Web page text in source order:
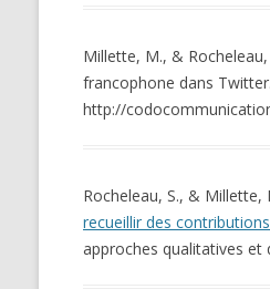
Millette, M., & Rocheleau,
francophone dans
http://
Rocheleau, S., & Millette,
recueillir des
approches qualitatives et